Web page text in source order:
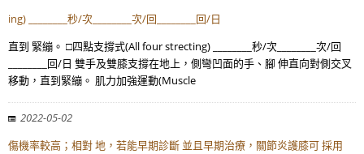
ing) ________秒/次________次/回________回/日
直到 緊繃。 □四點支撐式(All four strecting) ________秒/次________次/回
________回/日 雙手及雙膝支撐在地上，側彎凹面的手、腳 伸直向對側交叉
移動，直到緊繃。 肌力加強運動(Muscle
2022-05-02
傷機率較高；相對 地，若能早期診斷 並且早期治療，關節炎護膝可 採用